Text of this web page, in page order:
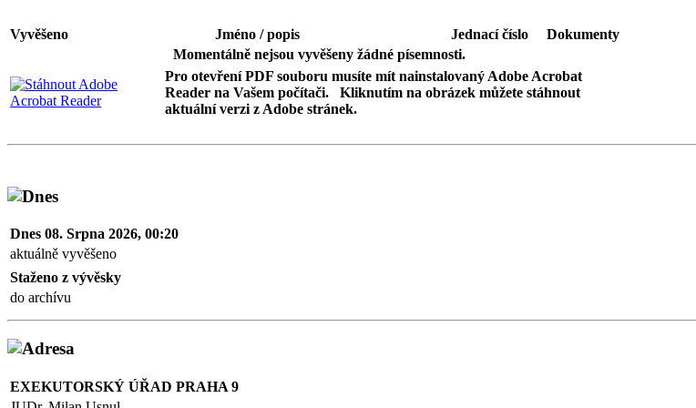
Vyvěšeno Jméno / popis Jednací číslo
Dokumenty
Momentálně nejsou vyvěšeny žádné písemnosti.
Pro otevření PDF souboru musíte mít nainstalovaný Adobe Acrobat
Reader na Vašem počítači. Kliknutím na obrázek můžete stáhnout
aktuální verzi z Adobe stránek.
Dnes 08. Srpna 2026, 00:20
aktuálně vyvěšeno
Staženo z vývěsky
do archívu
EXEKUTORSKÝ ÚŘAD PRAHA 9